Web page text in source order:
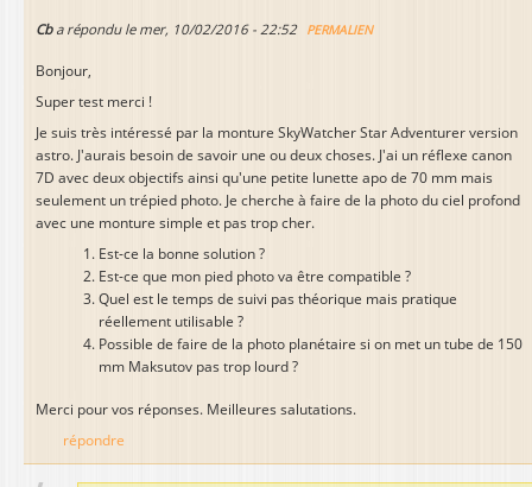
Cba répondu le mer, 10/02/2016 - 22:52 PERMALIEN
Bonjour,
Super test merci !
Je suis très intéressé par la monture SkyWatcher Star Adventurer version
astro. J'aurais besoin de savoir une ou deux choses. J'ai un réflexe canon
7D avec deux objectifs ainsi qu'une petite lunette apo de 70 mm mais
seulement un trépied photo. Je cherche à faire de la photo du ciel profond
avec une monture simple et pas trop cher.
Est-ce la bonne solution ?
Est-ce que mon pied photo va être compatible ?
Quel est le temps de suivi pas théorique mais pratique
réellement utilisable ?
Possible de faire de la photo planétaire si on met un tube de 150
mm Maksutov pas trop lourd ?
Merci pour vos réponses. Meilleures salutations.
répondre